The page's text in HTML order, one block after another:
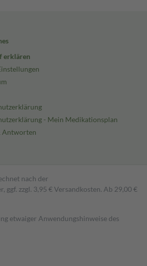
erklären
- Mein Medikationsplan
Antworten
nach der
zzgl. 3,95 € Versandkosten. Ab 29,00 €
etwaiger Anwendungshinweise des